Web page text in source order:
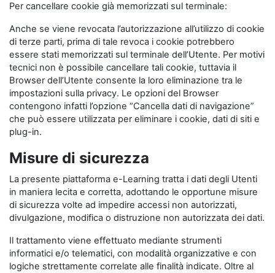
Per cancellare cookie già memorizzati sul terminale:
Anche se viene revocata l’autorizzazione all’utilizzo di cookie
di terze parti, prima di tale revoca i cookie potrebbero
essere stati memorizzati sul terminale dell’Utente. Per motivi
tecnici non è possibile cancellare tali cookie, tuttavia il
Browser dell’Utente consente la loro eliminazione tra le
impostazioni sulla privacy. Le opzioni del Browser
contengono infatti l’opzione “Cancella dati di navigazione”
che può essere utilizzata per eliminare i cookie, dati di siti e
plug-in.
Misure di sicurezza
La presente piattaforma e-Learning tratta i dati degli Utenti
in maniera lecita e corretta, adottando le opportune misure
di sicurezza volte ad impedire accessi non autorizzati,
divulgazione, modifica o distruzione non autorizzata dei dati.
Il trattamento viene effettuato mediante strumenti
informatici e/o telematici, con modalità organizzative e con
logiche strettamente correlate alle finalità indicate. Oltre al